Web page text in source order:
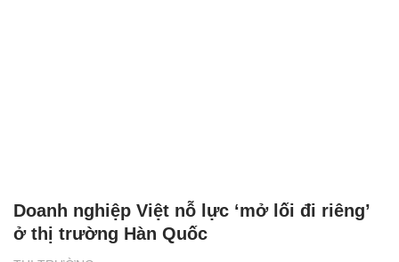
Doanh nghiệp Việt nỗ lực ‘mở lối đi riêng’
ở thị trường Hàn Quốc